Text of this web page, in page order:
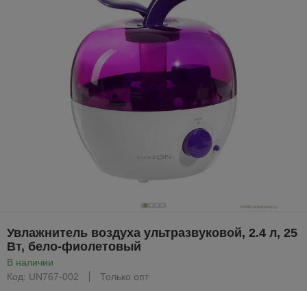
Увлажнитель воздуха ультразвуковой, 2.4 л, 25
Вт, бело-фиолетовый
В наличии
Код: UN767-002
Только опт